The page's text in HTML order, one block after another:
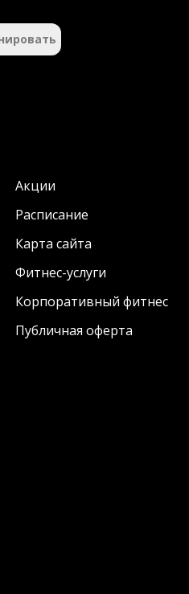
Акции
Расписание
Карта сайта
Фитнес-услуги
Корпоративный фитнес
Публичная оферта